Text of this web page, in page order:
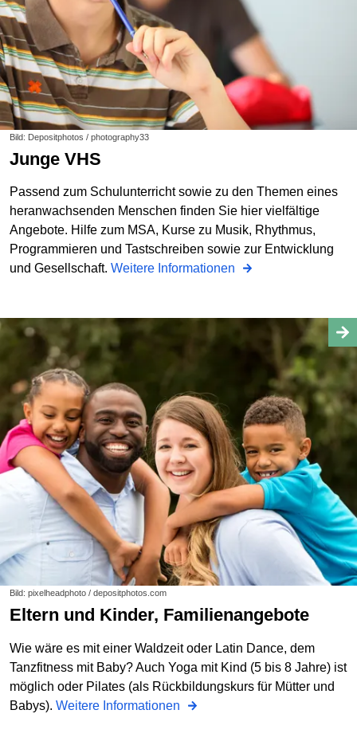
Bild: Depositphotos / photography33
Junge VHS
Passend zum Schulunterricht sowie zu den Themen eines
heranwachsenden Menschen finden Sie hier vielfältige
Angebote. Hilfe zum MSA, Kurse zu Musik, Rhythmus,
Programmieren und Tastschreiben sowie zur Entwicklung
und Gesellschaft. Weitere Informationen
Bild: pixelheadphoto / depositphotos.com
Eltern und Kinder, Familienangebote
Wie wäre es mit einer Waldzeit oder Latin Dance, dem
Tanzfitness mit Baby? Auch Yoga mit Kind (5 bis 8 Jahre) ist
möglich oder Pilates (als Rückbildungskurs für Mütter und
Babys). Weitere Informationen